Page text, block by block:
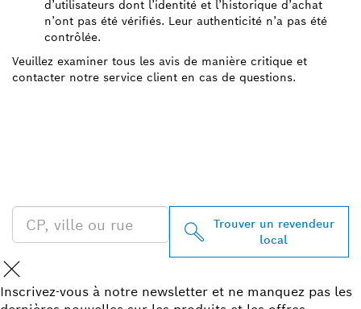
d’utilisateurs dont l’identité et l’historique d’achat
n’ont pas été vérifiés. Leur authenticité n’a pas été
contrôlée.
Veuillez examiner tous les avis de manière critique et
contacter notre service client en cas de questions.
Trouver un revendeur
local
Inscrivez-vous à notre newsletter et ne manquez pas les